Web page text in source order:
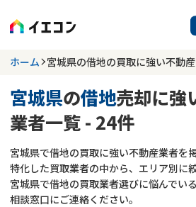
訳あり物件に強い業者を
宮城県
更新日 :2026年07月31日
業者を探す
ホーム 宮城県の借地の買取に強い不動
宮城県の借地売却に強
業者一覧 - 24件
宮城県で借地の買取に強い不動産業者を
特化した買取業者の中から、エリア別に
宮城県で借地の買取業者選びに悩んでい
相談窓口にご連絡ください。